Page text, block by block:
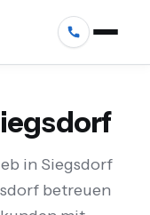
in Siegsdorf
betreuen